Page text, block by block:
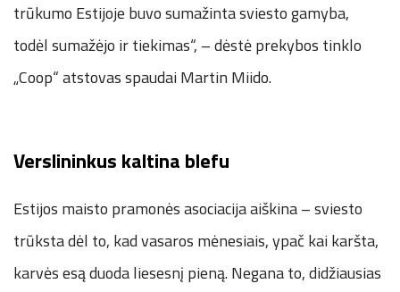
trūkumo Estijoje buvo sumažinta sviesto gamyba,
todėl sumažėjo ir tiekimas“, – dėstė prekybos tinklo
„Coop“ atstovas spaudai Martin Miido.
Verslininkus kaltina blefu
Estijos maisto pramonės asociacija aiškina – sviesto
trūksta dėl to, kad vasaros mėnesiais, ypač kai karšta,
karvės esą duoda liesesnį pieną. Negana to, didžiausias